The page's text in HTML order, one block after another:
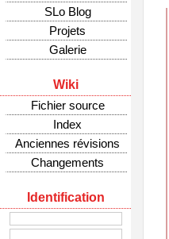
SLo Blog
Projets
Galerie
Wiki
Fichier source
Index
Anciennes révisions
Changements
Identification